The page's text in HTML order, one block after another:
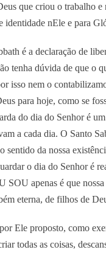
que criou o trabalho e
identidade nEle e para
é a declaração de
tenha dúvida de que o
isso nem o
para hoje, como se
do dia do Senhor é
a cada dia. O Santo
da nossa
o dia do Senhor é
SOU apenas é que
eterna, de filhos de
Ele proposto, como
todas as coisas,